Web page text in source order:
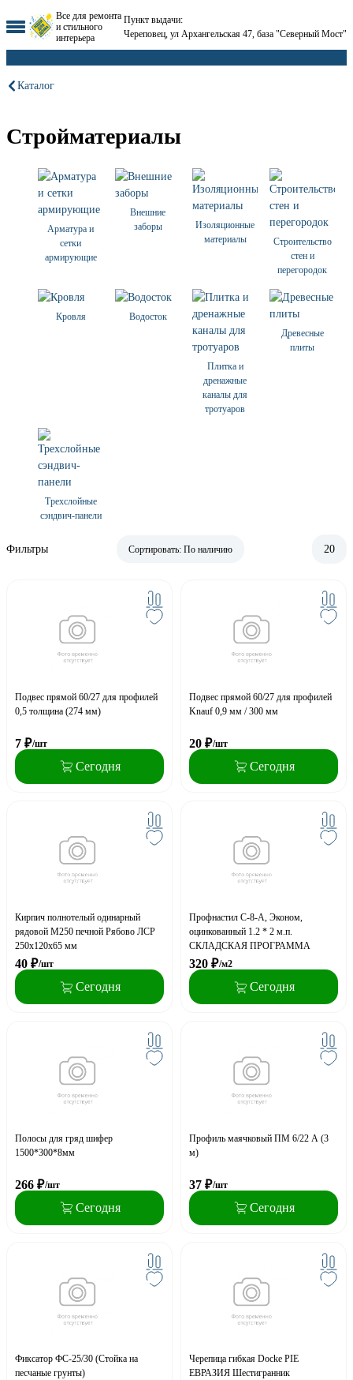
Все для ремонта
и стильного
интерьера
Пункт выдачи:
Череповец, ул Архангельская 47, база "Северный Мост"
Каталог
Стройматериалы
Арматура и
сетки
армирующие
Внешние
заборы
Изоляционные
материалы
Строительство
стен и
перегородок
Кровля Водосток
Плитка и
дренажные
каналы для
тротуаров
Древесные
плиты
Трехслойные
сэндвич-панели
Фильтры Сортировать: По наличию 20
Подвес прямой 60/27 для профилей
0,5 толщина (274 мм)
7 ₽/шт
Сегодня
Подвес прямой 60/27 для профилей
Knauf 0,9 мм / 300 мм
20 ₽/шт
Сегодня
Кирпич полнотелый одинарный
рядовой М250 печной Рябово ЛСР
250х120х65 мм
40 ₽/шт
Сегодня
Профнастил С-8-A, Эконом,
оцинкованный 1.2 * 2 м.п.
СКЛАДСКАЯ ПРОГРАММА
320 ₽/м2
Сегодня
Полосы для гряд шифер
1500*300*8мм
266 ₽/шт
Сегодня
Профиль маячковый ПМ 6/22 А (3
м)
37 ₽/шт
Сегодня
Фиксатор ФС-25/30 (Стойка на
песчаные грунты)
Черепица гибкая Docke PIE
ЕВРАЗИЯ Шестигранник